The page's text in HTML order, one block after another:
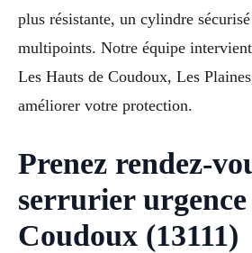
plus résistante, un cylindre
multipoints. Notre équipe
Les Hauts de Coudoux, Les
améliorer votre protection.
Prenez rendez-
serrurier urgence
Coudoux (13111)